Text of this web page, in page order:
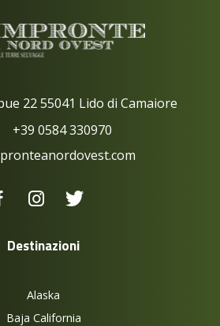
22 55041 Lido di Camaiore
+39 0584 330970
Destinazioni
Alaska
Baja California